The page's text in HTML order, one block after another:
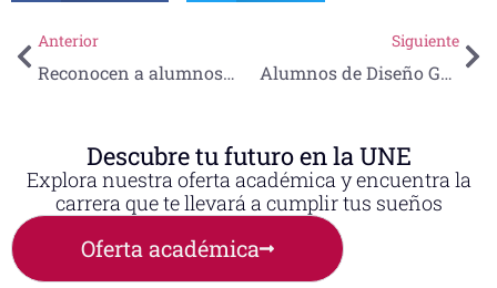
Anterior
Reconocen a alumnos por su destacada participación en el 5to Concurso Interno de Ciencias Básicas 2024
Siguiente
Alumnos de Diseño Gráfico y Multimedia son reconocidos por la AISTAC en el Concurso de Logotipo para el Congreso de Mantenimiento Industrial 2024
Descubre tu futuro en la UNE
Explora nuestra oferta académica y encuentra la
carrera que te llevará a cumplir tus sueños
Oferta académica